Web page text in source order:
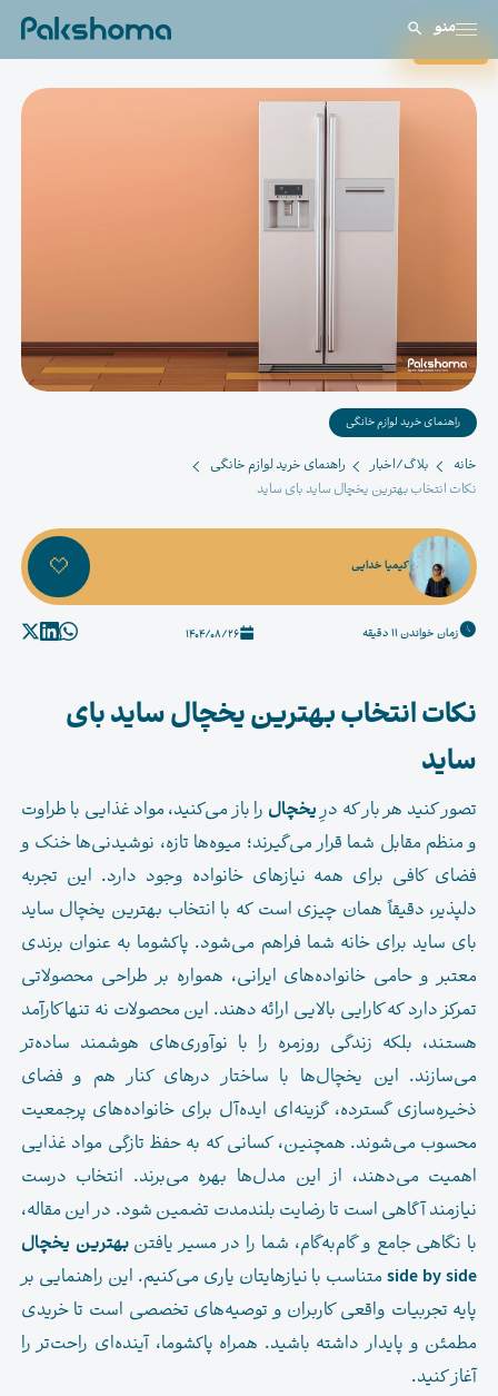
منو
بستن
راهنمای خرید لوازم خانگی
خانه بلاگ/اخبار
راهنمای خرید لوازم خانگی
نکات انتخاب بهترین یخچال ساید بای ساید
کیمیا خدایی
1404/08/26 زمان خواندن 11 دقیقه
نکات انتخاب بهترین یخچال ساید بای
ساید
تصور کنید هر بار که درِیخچال را باز می‌کنید، مواد غذایی با طراوت
و منظم مقابل شما قرار می‌گیرند؛ میوه‌ها تازه، نوشیدنی‌ها خنک و
فضای کافی برای همه نیازهای خانواده وجود دارد. این تجربه
دلپذیر، دقیقاً همان چیزی است که با انتخاب بهترین یخچال ساید
بای ساید برای خانه شما فراهم می‌شود. پاکشوما به عنوان برندی
معتبر و حامی خانواده‌های ایرانی، همواره بر طراحی محصولاتی
تمرکز دارد که کارایی بالایی ارائه دهند. این محصولات نه تنها کارآمد
هستند، بلکه زندگی روزمره را با نوآوری‌های هوشمند ساده‌تر
می‌سازند. این یخچال‌ها با ساختار درهای کنار هم و فضای
ذخیره‌سازی گسترده، گزینه‌ای ایده‌آل برای خانواده‌های پرجمعیت
محسوب می‌شوند. همچنین، کسانی که به حفظ تازگی مواد غذایی
اهمیت می‌دهند، از این مدل‌ها بهره می‌برند. انتخاب درست
نیازمند آگاهی است تا رضایت بلندمدت تضمین شود. در این مقاله،
با نگاهی جامع و گام‌به‌گام، شما را در مسیر یافتنبهترین یخچال
side by sideمتناسب با نیازهایتان یاری می‌کنیم. این راهنمایی بر
پایه تجربیات واقعی کاربران و توصیه‌های تخصصی است تا خریدی
مطمئن و پایدار داشته باشید. همراه پاکشوما، آینده‌ای راحت‌تر را
آغاز کنید.